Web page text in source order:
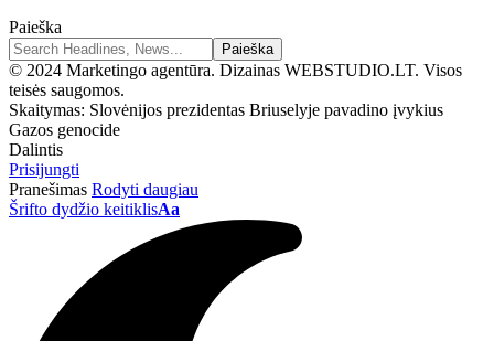
Paieška
© 2024 Marketingo agentūra. Dizainas WEBSTUDIO.LT. Visos
teisės saugomos.
Skaitymas: Slovėnijos prezidentas Briuselyje pavadino įvykius
Gazos genocide
Dalintis
Prisijungti
Pranešimas Rodyti daugiau
Šrifto dydžio keitiklisAa